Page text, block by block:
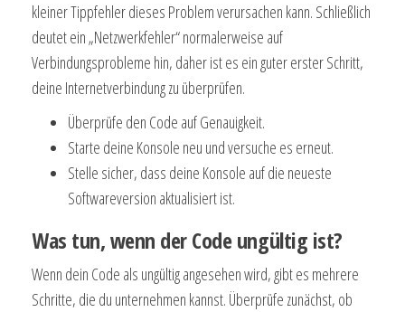
kleiner Tippfehler dieses Problem verursachen kann. Schließlich
deutet ein „Netzwerkfehler“ normalerweise auf
Verbindungsprobleme hin, daher ist es ein guter erster Schritt,
deine Internetverbindung zu überprüfen.
Überprüfe den Code auf Genauigkeit.
Starte deine Konsole neu und versuche es erneut.
Stelle sicher, dass deine Konsole auf die neueste
Softwareversion aktualisiert ist.
Was tun, wenn der Code ungültig ist?
Wenn dein Code als ungültig angesehen wird, gibt es mehrere
Schritte, die du unternehmen kannst. Überprüfe zunächst, ob